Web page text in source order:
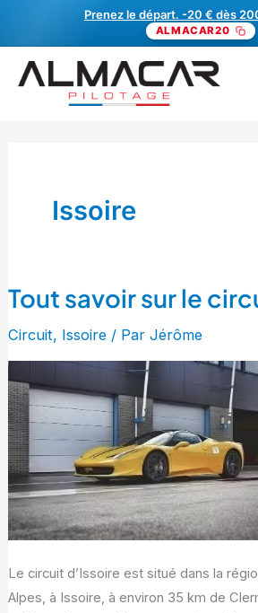
Prenez le départ. -20 € dès
Offrez un cadeau pilotage. -20 €
ALMACAR20
contenu
Issoire
Tout savoir sur le
Circuit, Issoire/ Par Jérôme
Le circuit d’Issoire est situé dans la
Alpes, à Issoire, à environ 35 km de
Tout
sur
le
circuit
d’Issoire